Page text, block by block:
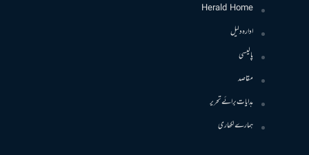
Herald Home
ادارہ دلیل
پالیسی
مقاصد
ہدایات برائے تحریر
ہمارے لکھاری